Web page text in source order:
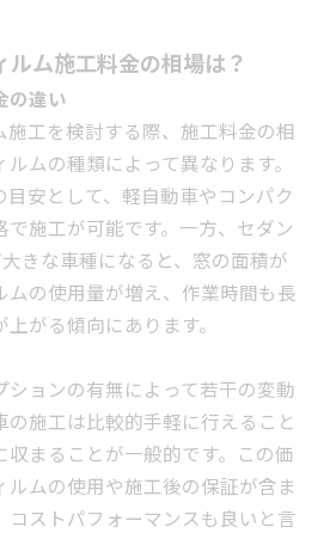
ム施工料金の相場は？
の違い
工を検討する際、施工料金の相
ムの種類によって異なります。
安として、軽自動車やコンパク
で施工が可能です。一方、セダン
きな車種になると、窓の面積が
の使用量が増え、作業時間も長
がる傾向にあります。
ションの有無によって若干の変動
施工は比較的手軽に行えること
まることが一般的です。この価
ムの使用や施工後の保証が含ま
コストパフォーマンスも良いと言